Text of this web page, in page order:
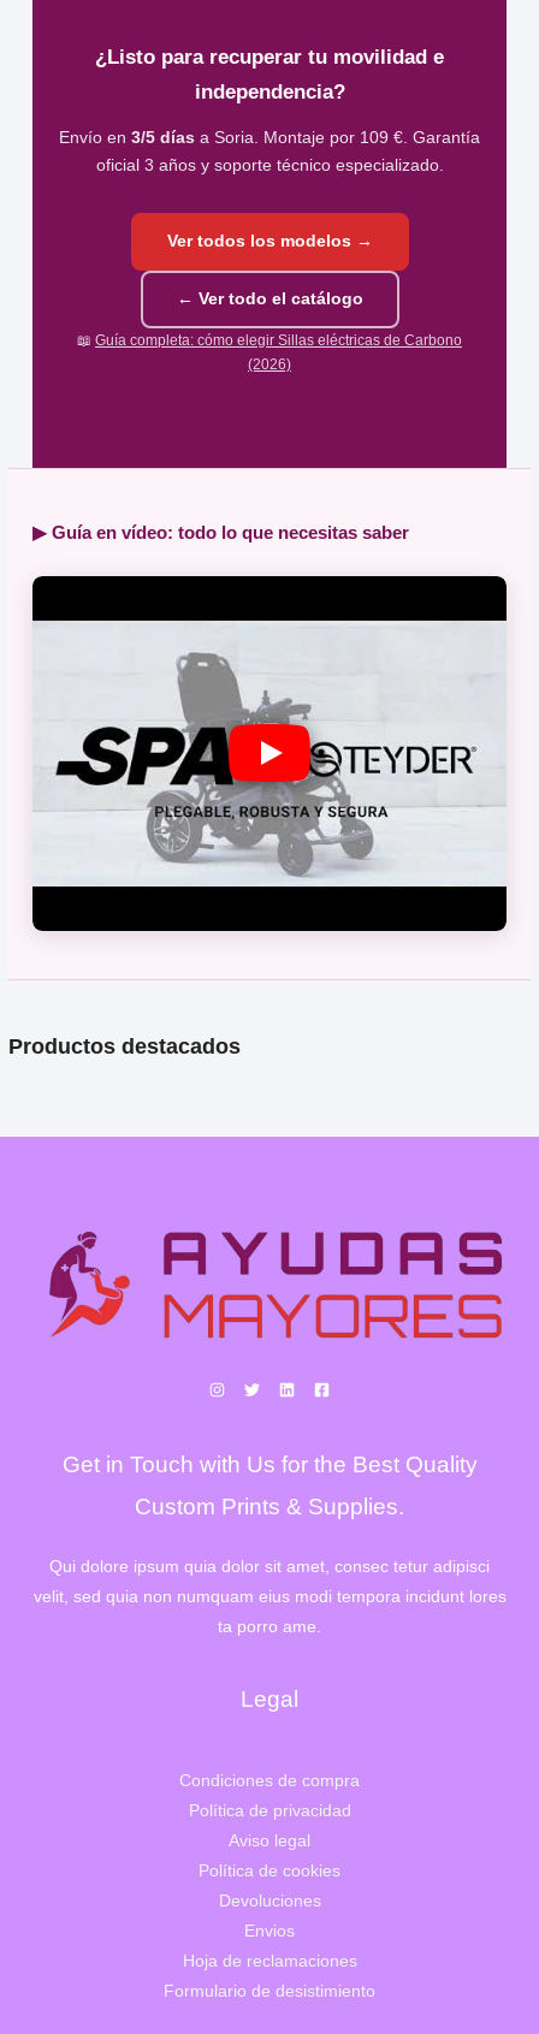
¿Listo para recuperar tu movilidad e
independencia?
Envío en 3/5 días a Soria. Montaje por 109 €. Garantía
oficial 3 años y soporte técnico especializado.
Ver todos los modelos →
← Ver todo el catálogo
📖 Guía completa: cómo elegir Sillas eléctricas de Carbono
(2026)
▶ Guía en vídeo: todo lo que necesitas saber
Productos destacados
Get in Touch with Us for the Best Quality
Custom Prints & Supplies.
Qui dolore ipsum quia dolor sit amet, consec tetur adipisci
velit, sed quia non numquam eius modi tempora incidunt lores
ta porro ame.
Legal
Condiciones de compra
Política de privacidad
Aviso legal
Política de cookies
Devoluciones
Envios
Hoja de reclamaciones
Formulario de desistimiento